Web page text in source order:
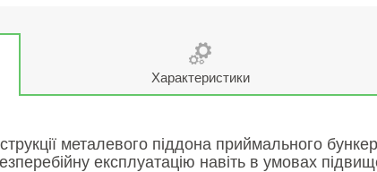
Характеристики
металевого піддона приймального
експлуатацію навіть в умовах